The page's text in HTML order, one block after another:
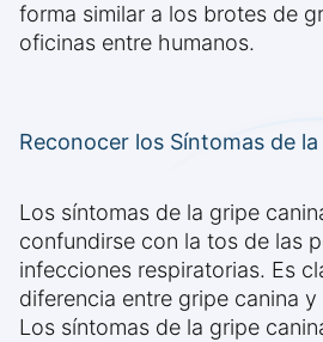
forma similar a los brotes de
oficinas entre humanos.
Reconocer los Síntomas de
Los síntomas de la gripe
confundirse con la tos de las
infecciones respiratorias. Es
diferencia entre gripe canina
Los síntomas de la gripe